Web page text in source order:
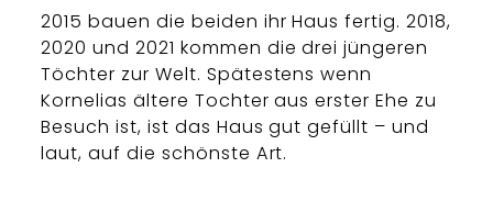
2015 bauen die beiden ihr Haus fertig. 2018,
2020 und 2021 kommen die drei jüngeren
Töchter zur Welt. Spätestens wenn
Kornelias ältere Tochter aus erster Ehe zu
Besuch ist, ist das Haus gut gefüllt – und
laut, auf die schönste Art.